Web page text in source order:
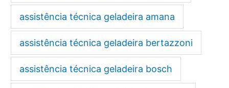
assistência técnica geladeira amana
assistência técnica geladeira bertazzoni
assistência técnica geladeira bosch